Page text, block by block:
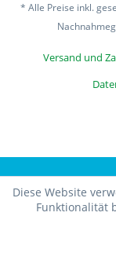
* Alle Preise inkl.
Versand und
Diese Website
Funktionalität